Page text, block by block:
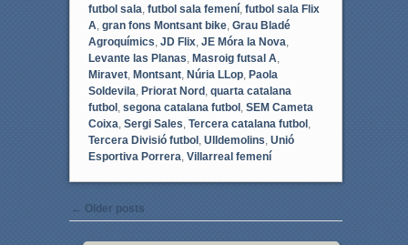
futbol sala futbol sala femení, futbol sala Flix
A gran fons Montsant bike, Grau Bladé
Agroquímics JD Flix, JE Móra la Nova
Levante las Planas Masroig futsal A
Miravet, Montsant, Núria LLop, Paola
Soldevila Priorat Nord, quarta catalana
futbol, segona catalana futbol, SEM Cameta
Coixa Sergi Sales Tercera catalana futbol,
Tercera Divisió futbol, Ulldemolins Unió
Esportiva Porrera Villarreal femení
Post navigation
← Older posts